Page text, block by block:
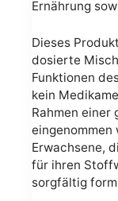
Ernährung
Dieses
dosierte
Funktionen
kein
Rahmen einer
eingenommen
Erwachsene,
für ihren
sorgfältig